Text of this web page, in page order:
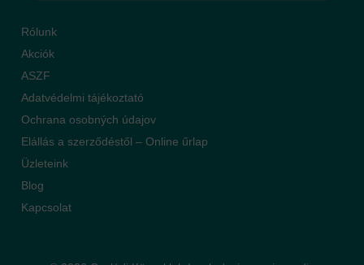
Rólunk
Akciók
ASZF
Adatvédelmi tájékoztató
Ochrana osobných údajov
Elállás a szerződéstől – Online űrlap
Üzleteink
Blog
Kapcsolat